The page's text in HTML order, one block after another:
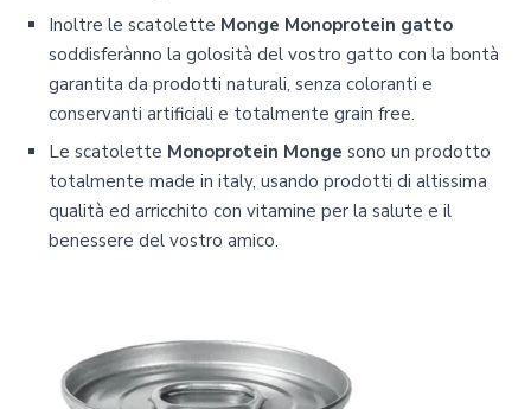
Inoltre le scatolette Monge Monoprotein gatto
soddisferànno la golosità del vostro gatto con la bontà
garantita da prodotti naturali, senza coloranti e
conservanti artificiali e totalmente grain free.
Le scatolette Monoprotein Monge sono un prodotto
totalmente made in italy, usando prodotti di altissima
qualità ed arricchito con vitamine per la salute e il
benessere del vostro amico.